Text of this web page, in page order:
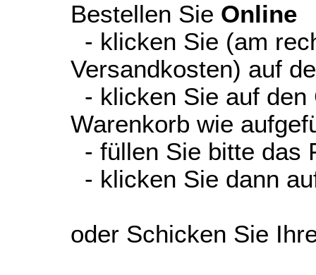
Bestellen Sie Online
- klicken Sie (am
Versandkosten) auf
- klicken Sie auf
Warenkorb wie
- füllen Sie bitte das
- klicken Sie dann
oder Schicken Sie